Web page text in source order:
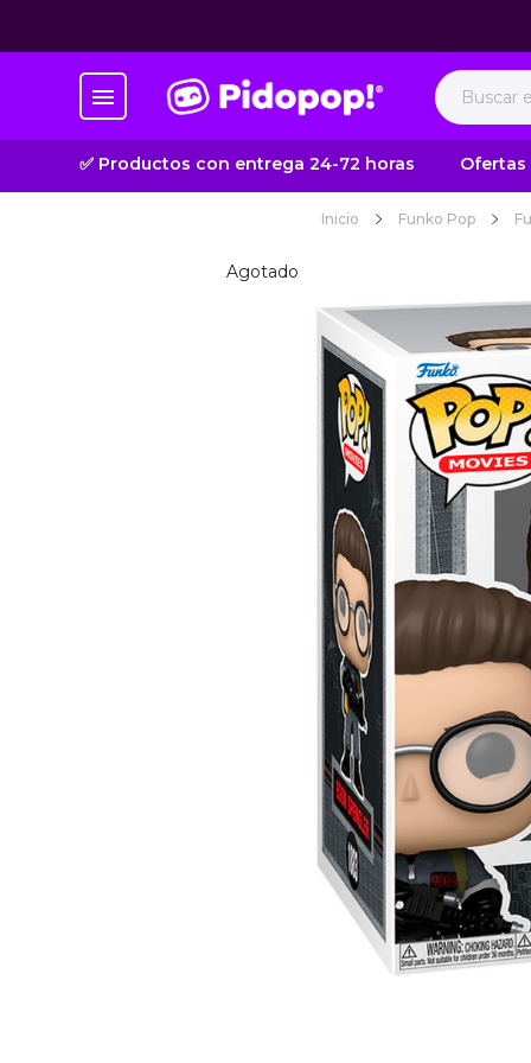
✅ Productos con entrega 24-72 horas Ofertas
Inicio Funko Pop
Agotado